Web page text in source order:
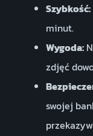
Szybkość:
minut.
Wygoda:
zdjęć
swojej